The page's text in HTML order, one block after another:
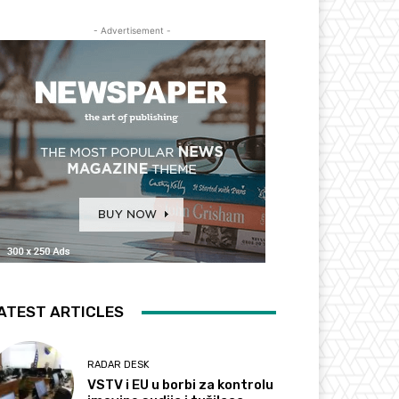
- Advertisement -
ARTICLES
RADAR DESK
VSTV i EU u borbi za kontrolu